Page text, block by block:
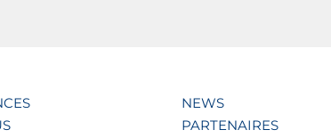
NEWS
PARTENAIRES